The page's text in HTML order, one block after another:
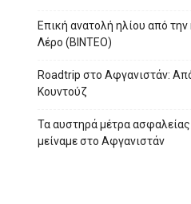
Επική ανατολή ηλίου από
Λέρο (ΒΙΝΤΕΟ)
Roadtrip στο Αφγανιστάν:
Κουντούζ
Τα αυστηρά μέτρα
μείναμε στο Αφγανιστάν